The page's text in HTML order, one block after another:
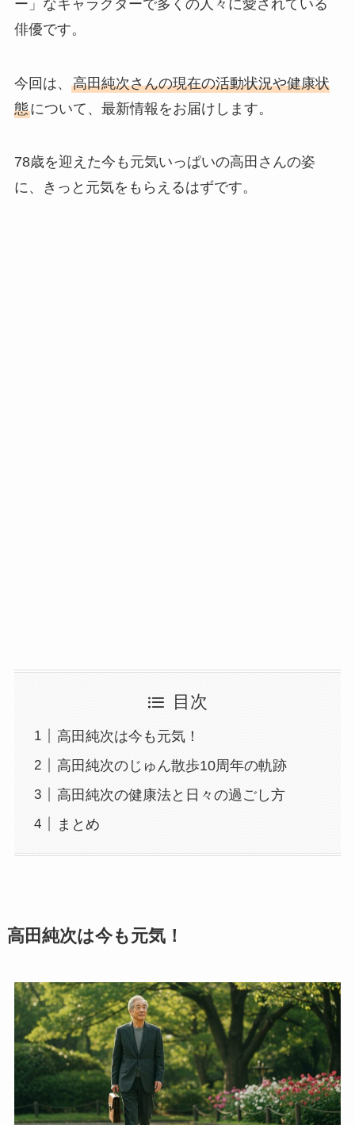
ー」なキャラクターで多くの人々に愛されている
俳優です。
今回は、 高田純次さんの現在の活動状況や健康状
態について、最新情報をお届けします。
78歳を迎えた今も元気いっぱいの高田さんの姿
に、きっと元気をもらえるはずです。
目次
高田純次は今も元気！
高田純次のじゅん散歩10周年の軌跡
高田純次の健康法と日々の過ごし方
まとめ
高田純次は今も元気！